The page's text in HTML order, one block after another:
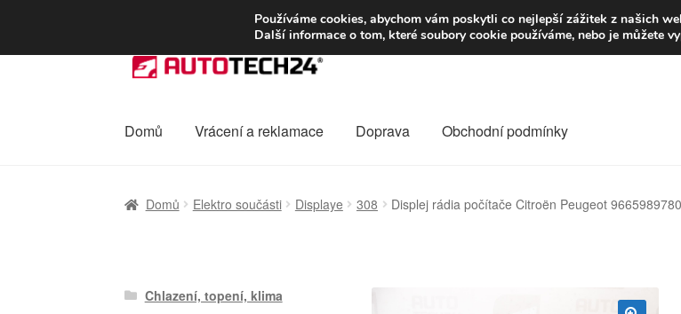
DOPRAVA od 139,-Kč
Přeskočit
na
Přejít
webu
Domů Vrácení a reklamace Doprava Obchodní podmínky
Domů Elektro součásti Displaye 308 Displej rádia počítače Citroën Peugeot
Chlazení, topení, klima
Používáme cookies, abychom vám poskytli co nejlepší zážitek z našich
Další informace o tom, které soubory cookie používáme, nebo je můžete